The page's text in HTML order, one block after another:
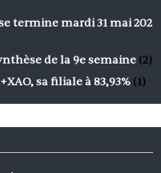
termine mardi 31 mai 202
de la 9e semaine (2)
sa filiale à 83,93% (1)